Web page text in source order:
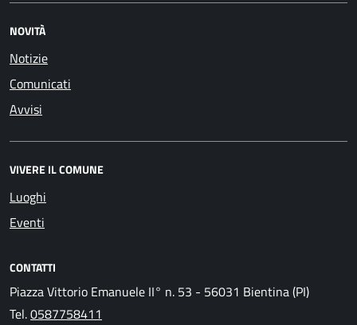
NOVITÀ
Notizie
Comunicati
Avvisi
VIVERE IL COMUNE
Luoghi
Eventi
CONTATTI
Piazza Vittorio Emanuele II° n. 53 - 56031 Bientina (PI)
Tel.0587758411